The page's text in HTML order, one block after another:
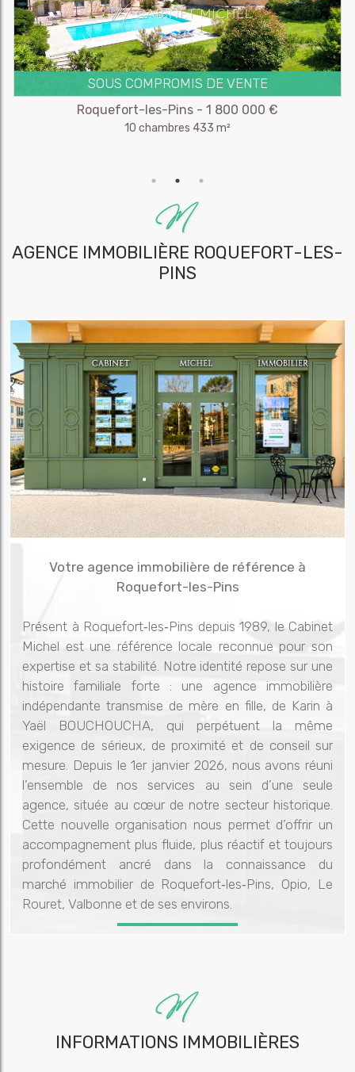
SOUS COMPROMIS DE VENTE
Roquefort-les-Pins - 1 800 000 €
10 chambres 433 m²
AGENCE IMMOBILIÈRE ROQUEFORT-LES-
PINS
Votre agence immobilière de référence à
Roquefort-les-Pins
Présent à Roquefort‑les‑Pins depuis 1989, le Cabinet
Michel est une référence locale reconnue pour son
expertise et sa stabilité. Notre identité repose sur une
histoire familiale forte : une agence immobilière
indépendante transmise de mère en fille, de Karin à
Yaël BOUCHOUCHA, qui perpétuent la même
exigence de sérieux, de proximité et de conseil sur
mesure. Depuis le 1er janvier 2026, nous avons réuni
l’ensemble de nos services au sein d’une seule
agence, située au cœur de notre secteur historique.
Cette nouvelle organisation nous permet d’offrir un
accompagnement plus fluide, plus réactif et toujours
profondément ancré dans la connaissance du
marché immobilier de Roquefort‑les‑Pins, Opio, Le
Rouret, Valbonne et de ses environs.
INFORMATIONS IMMOBILIÈRES